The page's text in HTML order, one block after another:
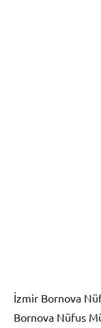
İzmir Bornova
Bornova Nüfus